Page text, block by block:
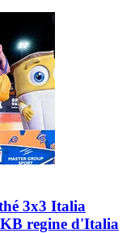
3x3 Italia
regine d'Italia